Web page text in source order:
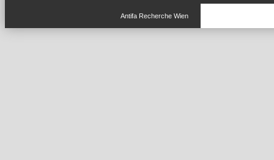
Antifa Recherche Wien